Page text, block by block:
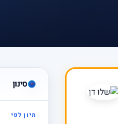
סינון
מיון לפי